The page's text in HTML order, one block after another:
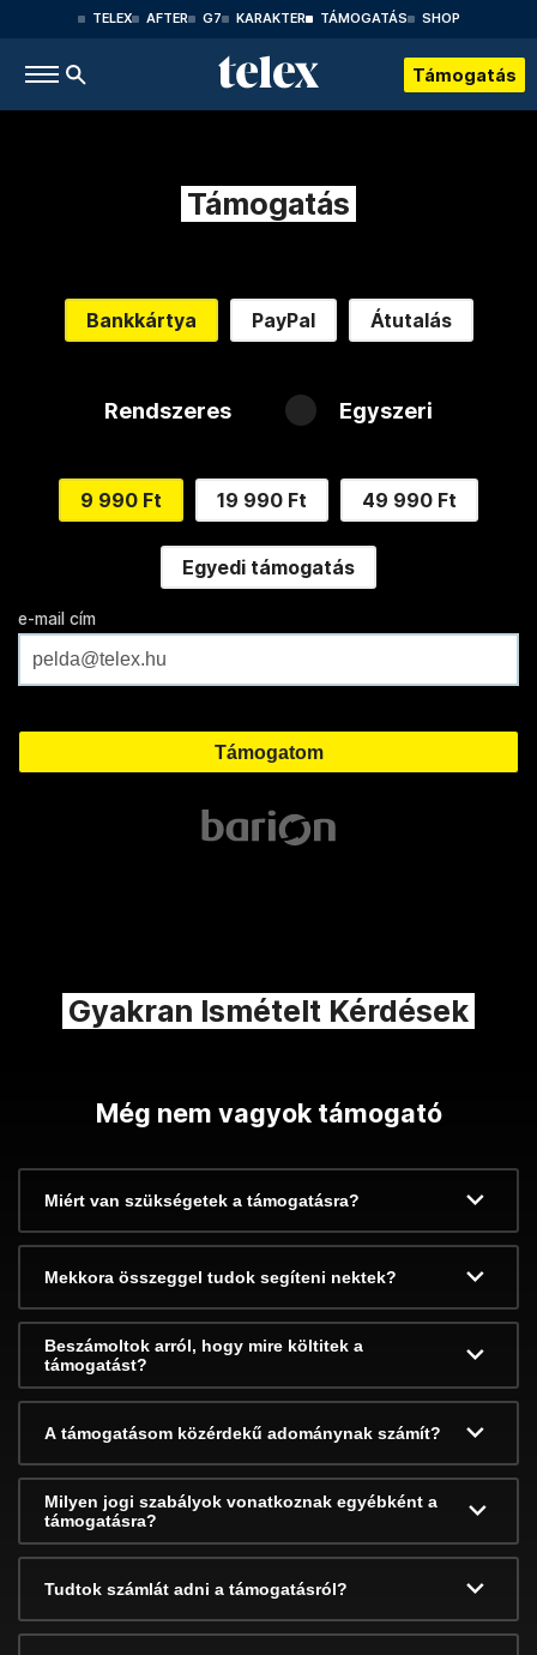
TELEX AFTER G7 KARAKTER TÁMOGATÁS SHOP
Támogatás
Támogatás
Bankkártya PayPal Átutalás
Rendszeres Egyszeri
9 990 Ft 19 990 Ft 49 990 Ft
Egyedi támogatás
e-mail cím
Gyakran Ismételt Kérdések
Még nem vagyok támogató
Miért van szükségetek a támogatásra?
Mekkora összeggel tudok segíteni nektek?
Beszámoltok arról, hogy mire költitek a
támogatást?
A támogatásom közérdekű adománynak számít?
Milyen jogi szabályok vonatkoznak egyébként a
támogatásra?
Tudtok számlát adni a támogatásról?